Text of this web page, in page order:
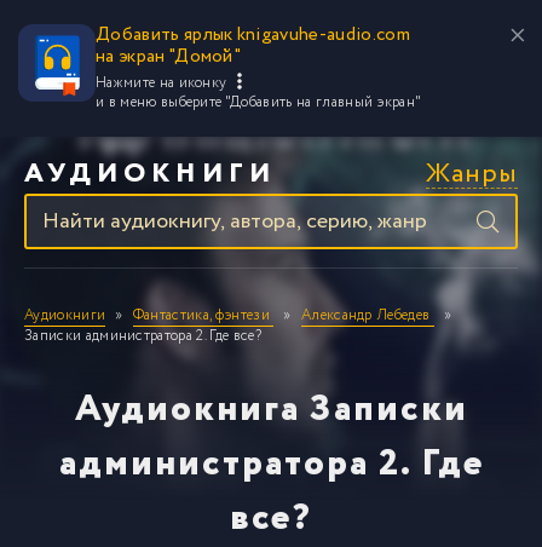
Добавить ярлык knigavuhe-audio.com
на экран "Домой"
Нажмите на иконку
и в меню выберите "Добавить на главный экран"
АУДИОКНИГИ Жанры
Аудиокниги Фантастика, фэнтези
Александр Лебедев
Записки администратора 2. Где все?
Аудиокнига Записки
администратора 2. Где
все?